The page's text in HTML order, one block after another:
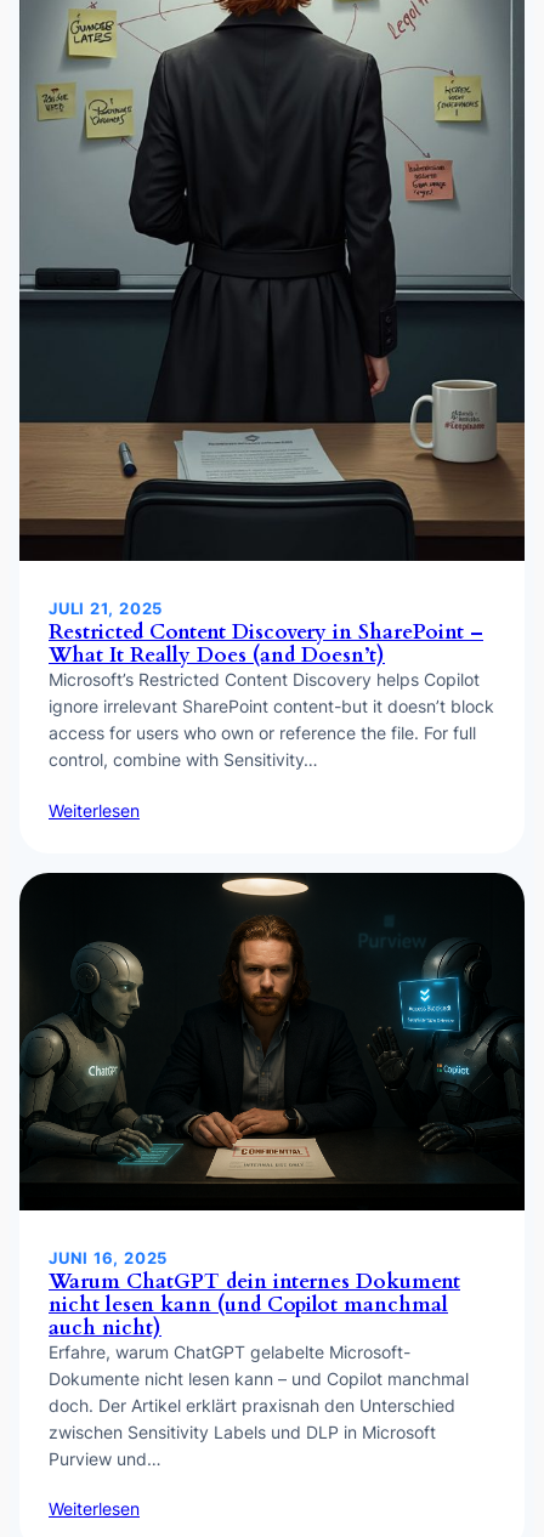
JULI 21, 2025
Restricted Content Discovery in SharePoint –
What It Really Does (and Doesn’t)
Microsoft’s Restricted Content Discovery helps Copilot
ignore irrelevant SharePoint content-but it doesn’t block
access for users who own or reference the file. For full
control, combine with Sensitivity…
Weiterlesen
JUNI 16, 2025
Warum ChatGPT dein internes Dokument
nicht lesen kann (und Copilot manchmal
auch nicht)
Erfahre, warum ChatGPT gelabelte Microsoft-
Dokumente nicht lesen kann – und Copilot manchmal
doch. Der Artikel erklärt praxisnah den Unterschied
zwischen Sensitivity Labels und DLP in Microsoft
Purview und…
Weiterlesen